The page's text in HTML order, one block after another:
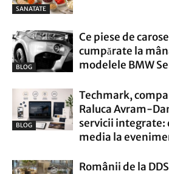
SANATATE
BLOG
Ce piese de
cumpărate la
modelele BMW
BLOG
Techmark,
Raluca Avram-
servicii integrate:
media la
Românii de la